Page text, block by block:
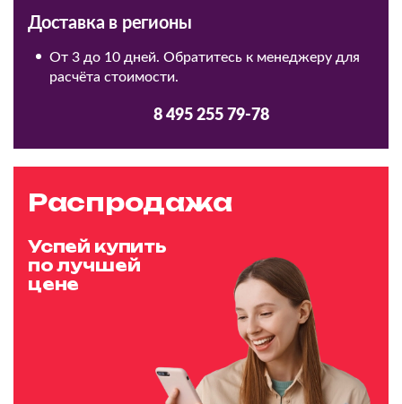
Доставка в регионы
От 3 до 10 дней. Обратитесь к менеджеру для
расчёта стоимости.
8 495 255 79-78
Распродажа
Успей купить
по лучшей
цене